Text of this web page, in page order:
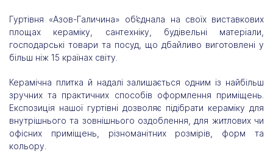
Гуртівня «Азов-Галичина» об’єднала на своїх виставкових
площах кераміку, сантехніку, будівельні матеріали,
господарські товари та посуд, що дбайливо виготовлені у
більш ніж 15 країнах світу.
Керамічна плитка й надалі залишається одним із найбільш
зручних та практичних способів оформлення приміщень.
Експозиція нашої гуртівні дозволяє підібрати кераміку для
внутрішнього та зовнішнього оздоблення, для житлових чи
офісних приміщень, різноманітних розмірів, форм та
кольору.